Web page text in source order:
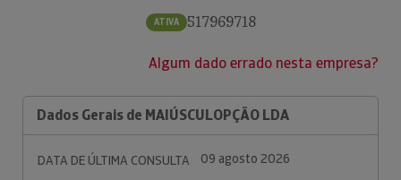
ATIVA 517969718
Algum dado errado nesta empresa?
Dados Gerais de MAIÚSCULOPÇÃO LDA
DATA DE ÚLTIMA CONSULTA
09 agosto 2026